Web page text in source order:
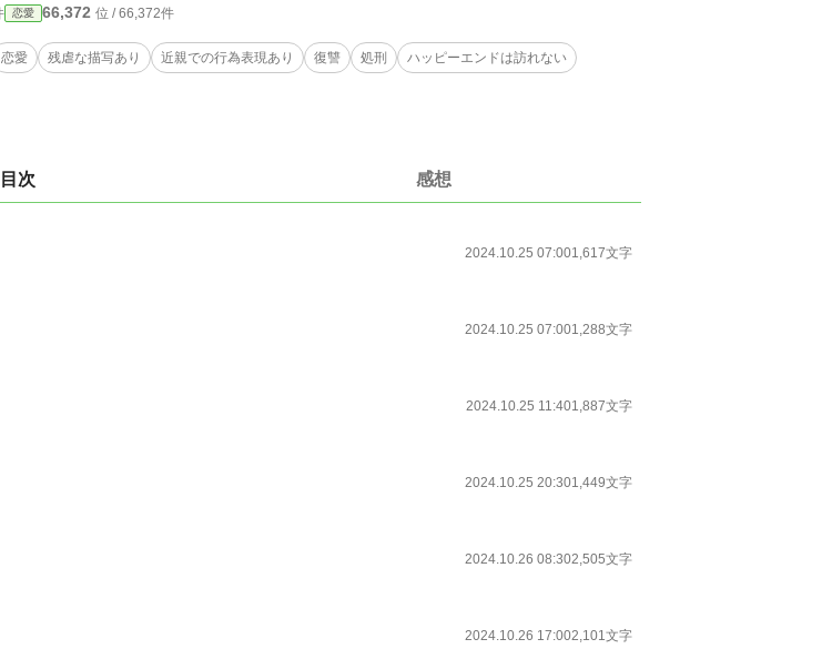
恋愛 66,372 位 / 66,372件
恋愛 残虐な描写あり 近親での行為表現あり 復讐 処刑
ハッピーエンドは訪れない
目次 感想
2024.10.25 07:001,617文字
2024.10.25 07:001,288文字
2024.10.25 11:401,887文字
2024.10.25 20:301,449文字
2024.10.26 08:302,505文字
2024.10.26 17:002,101文字